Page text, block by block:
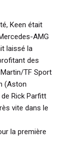
Keen était
AMG
laissé la
des
TF Sport
(Aston
Rick Parfitt
vite dans le
la première